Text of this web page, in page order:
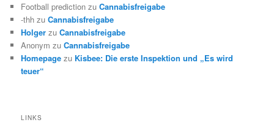
Football prediction zuCannabisfreigabe
-thh zuCannabisfreigabe
Holger zuCannabisfreigabe
Anonym zuCannabisfreigabe
Homepage zu Kisbee: Die erste Inspektion und „Es wird
teuer“
LINKS